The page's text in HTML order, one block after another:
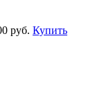
руб. Купить